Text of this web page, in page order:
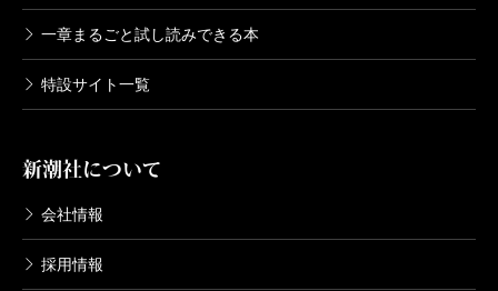
一章まるごと試し読みできる本
特設サイト一覧
新潮社について
会社情報
採用情報